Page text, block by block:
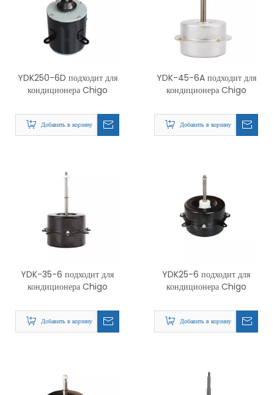
YDK250-6D подходит для
кондиционера Chigo
Добавить в корзину
YDK-45-6A подходит для
кондиционера Chigo
Добавить в корзину
YDK-35-6 подходит для
кондиционера Chigo
Добавить в корзину
YDK25-6 подходит для
кондиционера Chigo
Добавить в корзину